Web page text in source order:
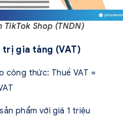
Shop (TNDN)
gia tăng (VAT)
công thức: Thuế VAT =
phẩm với giá 1 triệu